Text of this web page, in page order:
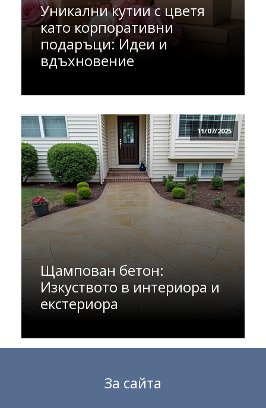
Уникални кутии с цветя
като корпоративни
подаръци: Идеи и
вдъхновение
11/07/2025
Щампован бетон:
Изкуството в интериора и
екстериора
За сайта